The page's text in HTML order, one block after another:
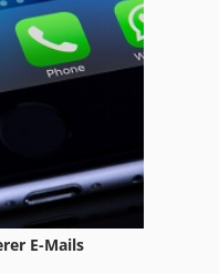
Schleifmaschine
E-Mails